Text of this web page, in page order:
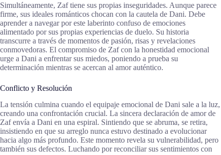
Simultáneamente, Zaf tiene sus propias inseguridades. Aunque parece
firme, sus ideales románticos chocan con la cautela de Dani. Debe
aprender a navegar por este laberinto confuso de emociones
alimentado por sus propias experiencias de duelo. Su historia
transcurre a través de momentos de pasión, risas y revelaciones
conmovedoras. El compromiso de Zaf con la honestidad emocional
urge a Dani a enfrentar sus miedos, poniendo a prueba su
determinación mientras se acercan al amor auténtico.
Conflicto y Resolución
La tensión culmina cuando el equipaje emocional de Dani sale a la luz,
creando una confrontación crucial. La sincera declaración de amor de
Zaf envía a Dani en una espiral. Sintiendo que se abruma, se retira,
insistiendo en que su arreglo nunca estuvo destinado a evolucionar
hacia algo más profundo. Este momento revela su vulnerabilidad, pero
también sus defectos. Luchando por reconciliar sus sentimientos con